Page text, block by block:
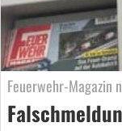
Feuerwehr-Magazin